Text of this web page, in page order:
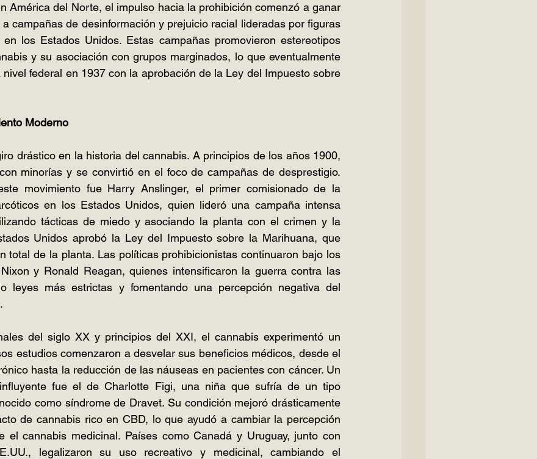
América del Norte, el impulso hacia la prohibición comenzó a ganar
campañas de desinformación y prejuicio racial lideradas por figuras
los Estados Unidos. Estas campañas promovieron estereotipos
y su asociación con grupos marginados, lo que eventualmente
federal en 1937 con la aprobación de la Ley del Impuesto sobre
Moderno
drástico en la historia del cannabis. A principios de los años 1900,
minorías y se convirtió en el foco de campañas de desprestigio.
movimiento fue Harry Anslinger, el primer comisionado de la
en los Estados Unidos, quien lideró una campaña intensa
tácticas de miedo y asociando la planta con el crimen y la
Unidos aprobó la Ley del Impuesto sobre la Marihuana, que
total de la planta. Las políticas prohibicionistas continuaron bajo los
y Ronald Reagan, quienes intensificaron la guerra contra las
leyes más estrictas y fomentando una percepción negativa del
del siglo XX y principios del XXI, el cannabis experimentó un
estudios comenzaron a desvelar sus beneficios médicos, desde el
hasta la reducción de las náuseas en pacientes con cáncer. Un
fue el de Charlotte Figi, una niña que sufría de un tipo
como síndrome de Dravet. Su condición mejoró drásticamente
de cannabis rico en CBD, lo que ayudó a cambiar la percepción
el cannabis medicinal. Países como Canadá y Uruguay, junto con
legalizaron su uso recreativo y medicinal, cambiando el